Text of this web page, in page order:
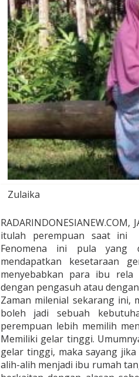
u
l
i
a
S
e
o
r
a
n
g
I
b
u
Zulaika
itulah perempuan saat ini
Fenomena ini pula yang
mendapatkan kesetaraan
menyebabkan para ibu
dengan pengasuh atau
Zaman milenial sekarang ini,
boleh jadi sebuah
perempuan lebih memilih
Memiliki gelar tinggi.
gelar tinggi, maka sayang
alih-alih menjadi ibu rumah